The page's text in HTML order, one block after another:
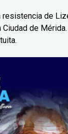
resistencia de
de